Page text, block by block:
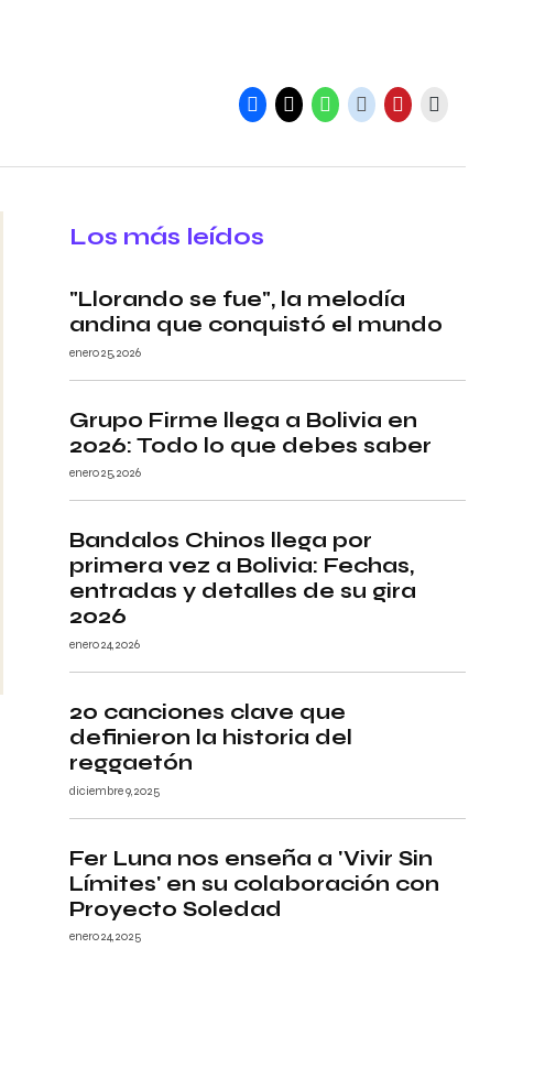
Los más leídos
"Llorando se fue", la melodía
andina que conquistó el mundo
enero 25, 2026
Grupo Firme llega a Bolivia en
2026: Todo lo que debes saber
enero 25, 2026
Bandalos Chinos llega por
primera vez a Bolivia: Fechas,
entradas y detalles de su gira
2026
enero 24, 2026
20 canciones clave que
definieron la historia del
reggaetón
diciembre 9, 2025
Fer Luna nos enseña a 'Vivir Sin
Límites' en su colaboración con
Proyecto Soledad
enero 24, 2025